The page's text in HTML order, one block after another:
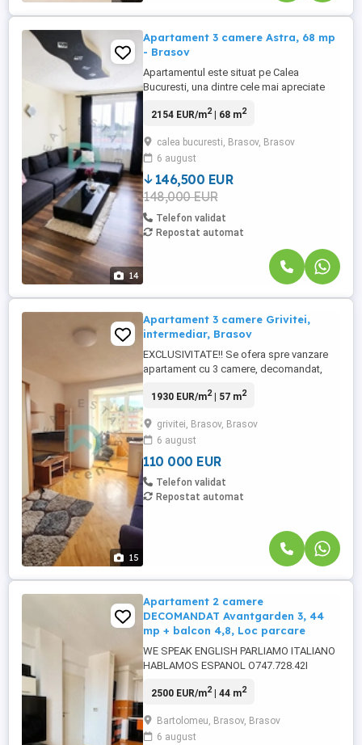
14
Apartament 3 camere Astra, 68 mp
- Brasov
Apartamentul este situat pe Calea
Bucuresti, una dintre cele mai apreciate
rapid catre centrul orasului, centre
transport in comun si toate facilitatile
necesare unui stil de viata confortabil. Cu
o suprafata utila de 68 ...
2154 EUR/m2| 68 m2
calea bucuresti, Brasov, Brasov
6 august
146,500 EUR
148,000 EUR
Telefon validat
Repostat automat
15
Apartament 3 camere Grivitei,
intermediar, Brasov
EXCLUSIVITATE!! Se ofera spre vanzare
apartament cu 3 camere, decomandat,
Batran, aproape de Universitatea
de 57mp utili +balcon tip logie de 4mp.,
este situat la etajul 7 din 10 si se vinde
complet mobilat si utilat. Apartamentul ...
1930 EUR/m2| 57 m2
grivitei, Brasov, Brasov
6 august
110 000 EUR
Telefon validat
Repostat automat
Apartament 2 camere
DECOMANDAT Avantgarden 3, 44
mp + balcon 4,8, Loc parcare
WE SPEAK ENGLISH PARLIAMO ITALIANO
HABLAMOS ESPANOL O747.728.42I
propune spre vânzare in EXCLUSIVITATE
DECOMANDAT, situat în cartierul
Avantgarden 3, într-un bloc construit în
2500 EUR/m2| 44 m2
Bartolomeu, Brasov, Brasov
6 august